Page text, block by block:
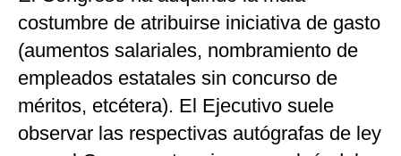
costumbre de atribuirse iniciativa de gasto
(aumentos salariales, nombramiento de
empleados estatales sin concurso de
méritos, etcétera). El Ejecutivo suele
observar las respectivas autógrafas de ley